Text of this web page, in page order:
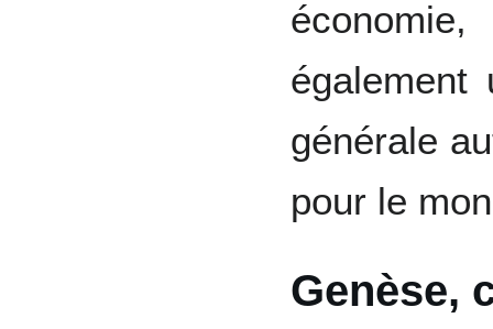
également
générale
pour le
Genèse,